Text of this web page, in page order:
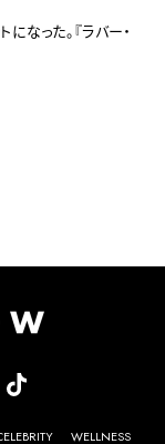
なった。『ラバー・
WELLNESS